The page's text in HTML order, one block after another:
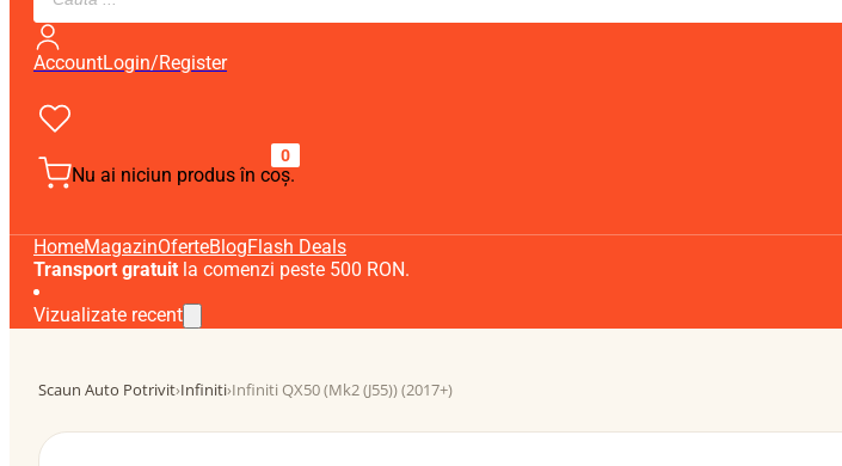
AccountLogin/Register
0
Nu ai niciun produs în coș.
HomeMagazinOferteBlogFlash Deals
Transport gratuit la comenzi peste 500 RON.
Vizualizate recent
Scaun Auto Potrivit›Infiniti›Infiniti QX50 (Mk2 (J55)) (2017+)